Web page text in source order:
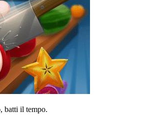
batti il tempo.